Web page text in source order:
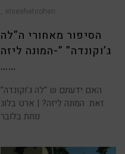
ליזה
……
iriseshetcohen
הסיפור מאחורי ה”לה
ג’וקונדה” ”-המונה ליזה
……
האם ידעתם ש “לה ג’וקונדה”
זאת המונה ליזה? | ארט בלוג
נוחת בלובר